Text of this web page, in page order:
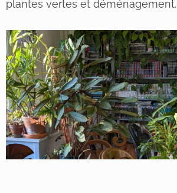
plantes vertes et déménagement.